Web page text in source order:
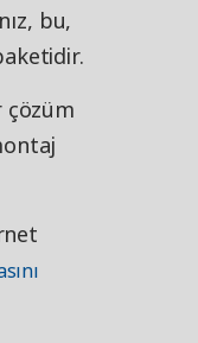
bu,
çözüm